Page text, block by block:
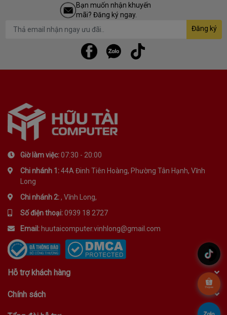
Bạn muốn nhận khuyến
mãi? Đăng ký ngay.
Đăng ký
Giờ làm việc:07:30 - 20:00
Chi nhánh 1:44A Đinh Tiên Hoàng, Phường Tân Hạnh, Vĩnh
Long
Chi nhánh 2:, Vĩnh Long,
Số điện thoại:0939 18 2727
Email: huutaicomputer.vinhlong@gmail.com
Hỗ trợ khách hàng
Chính sách
.
.